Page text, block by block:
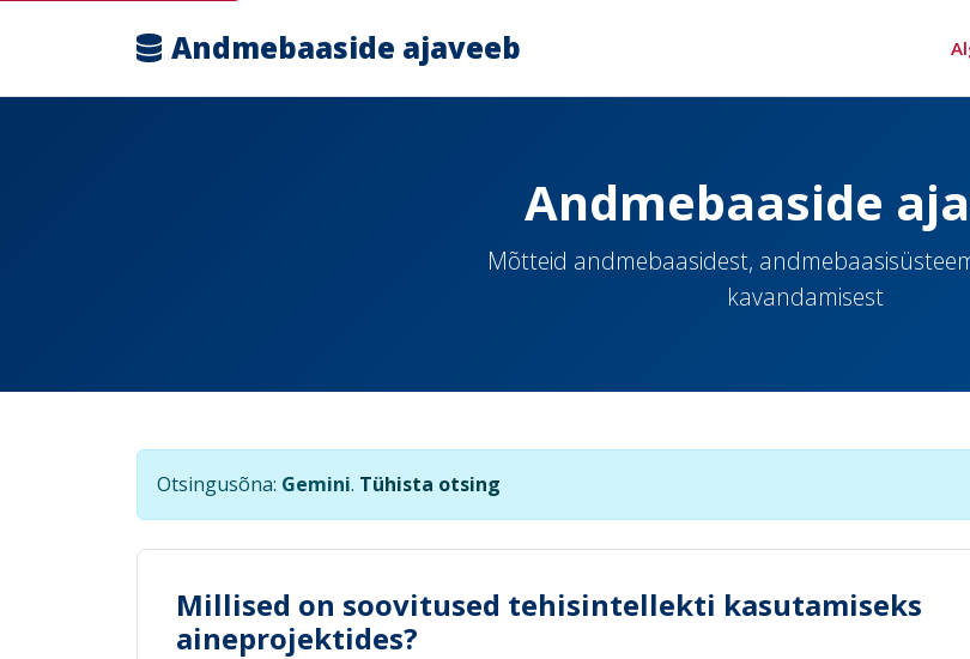
Andmebaaside ajaveeb
Andmebaaside
Mõtteid andmebaasidest,
kavandamisest
Otsingusõna: Gemini. Tühista otsing
Millised on soovitused tehisintellekti kasutamiseks
aineprojektides?